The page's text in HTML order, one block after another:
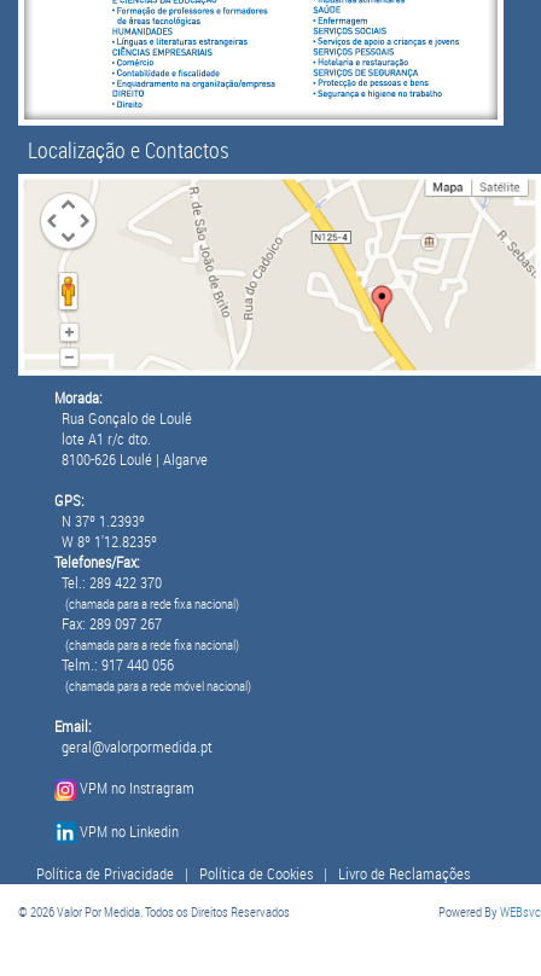
Localização e Contactos
Morada:
Rua Gonçalo de Loulé
lote A1 r/c dto.
8100-626 Loulé | Algarve
GPS:
N 37º 1.2393º
W 8º 1'12.8235º
Telefones/Fax:
Tel.: 289 422 370
(chamada para a rede fixa nacional)
Fax: 289 097 267
(chamada para a rede fixa nacional)
Telm.: 917 440 056
(chamada para a rede móvel nacional)
Email:
geral@valorpormedida.pt
VPM no Instragram
VPM no Linkedin
Política de Privacidade | Política de Cookies | Livro de Reclamações
© 2026 Valor Por Medida. Todos os Direitos Reservados Powered ByWEBsvc